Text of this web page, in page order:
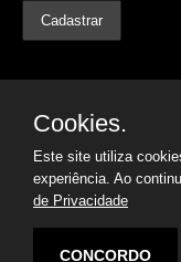
©
Cookies.
Este site utiliza
experiência. Ao
de Privacidade
CONCORDO